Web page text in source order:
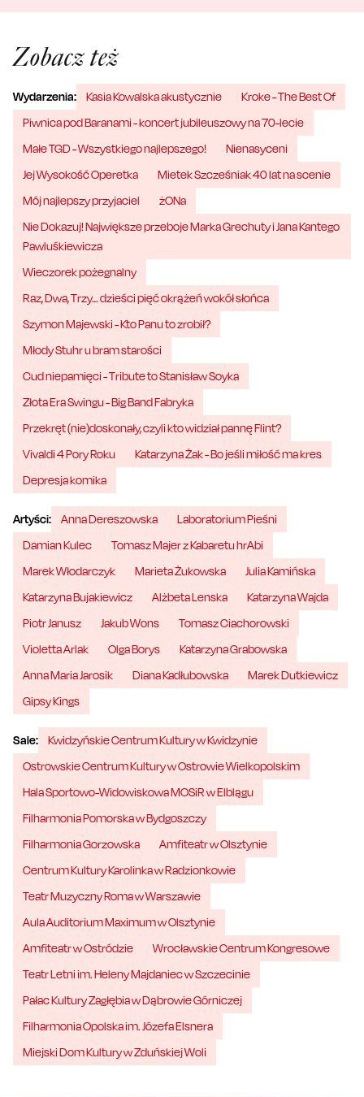
Zobacz też
Wydarzenia: Kasia Kowalska akustycznie
Kroke - The Best Of
Piwnica pod Baranami - koncert jubileuszowy na 70-lecie
Małe TGD - Wszystkiego najlepszego!
Nienasyceni
Jej Wysokość Operetka
Mietek Szcześniak 40 lat na scenie
Mój najlepszy przyjaciel
żONa
Nie Dokazuj! Największe przeboje Marka Grechuty i Jana Kantego
Pawluśkiewicza
Wieczorek pożegnalny
Raz, Dwa, Trzy… dzieści pięć okrążeń wokół słońca
Szymon Majewski - Kto Panu to zrobił?
Młody Stuhr u bram starości
Cud niepamięci - Tribute to Stanisław Soyka
Złota Era Swingu - Big Band Fabryka
Przekręt (nie)doskonały, czyli kto widział pannę Flint?
Vivaldi 4 Pory Roku
Katarzyna Żak - Bo jeśli miłość ma kres
Depresja komika
Artyści: Anna Dereszowska
Laboratorium Pieśni
Damian Kulec
Tomasz Majer z Kabaretu hrAbi
Marek Włodarczyk
Marieta Żukowska
Julia Kamińska
Katarzyna Bujakiewicz
Alżbeta Lenska
Katarzyna Wajda
Piotr Janusz
Jakub Wons
Tomasz Ciachorowski
Violetta Arlak
Olga Borys
Katarzyna Grabowska
Anna Maria Jarosik
Diana Kadłubowska
Marek Dutkiewicz
Gipsy Kings
Sale:
Kwidzyńskie Centrum Kultury w Kwidzynie
Ostrowskie Centrum Kultury w Ostrowie Wielkopolskim
Hala Sportowo-Widowiskowa MOSiR w Elblągu
Filharmonia Pomorska w Bydgoszczy
Filharmonia Gorzowska
Amfiteatr w Olsztynie
Centrum Kultury Karolinka w Radzionkowie
Teatr Muzyczny Roma w Warszawie
Aula Auditorium Maximum w Olsztynie
Amfiteatr w Ostródzie
Wrocławskie Centrum Kongresowe
Teatr Letni im. Heleny Majdaniec w Szczecinie
Pałac Kultury Zagłębia w Dąbrowie Górniczej
Filharmonia Opolska im. Józefa Elsnera
Miejski Dom Kultury w Zduńskiej Woli